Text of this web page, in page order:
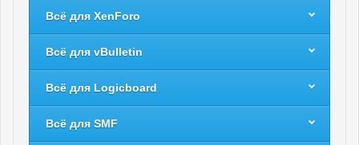
Всё для XenForo
Всё для vBulletin
Всё для Logicboard
Всё для SMF